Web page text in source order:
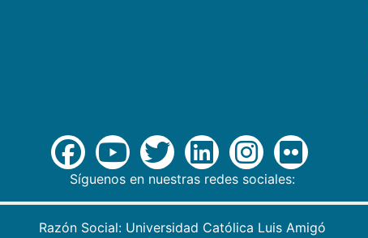
Síguenos en nuestras redes sociales:
Razón Social: Universidad Católica Luis Amigó